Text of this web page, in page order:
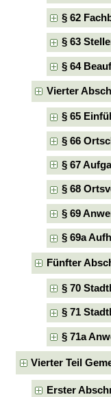
§ 62
§ 63
§ 64
Vierter
§ 65
§ 66
§ 67
§ 68
§ 69
§ 69a
Fünfter
§ 70
§ 71
§ 71a
Vierter Teil
Erster